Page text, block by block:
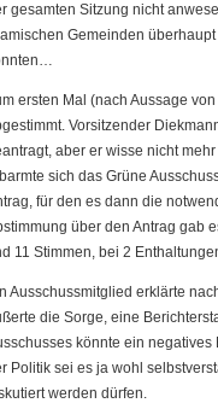
gesamten Sitzung nicht
Gemeinden
ersten Mal (nach Aussage
Vorsitzender
aber er wisse nicht
sich das Grüne
für den es dann die
über den Antrag gab
11 Stimmen, bei 2
Ausschussmitglied erklärte
die Sorge, eine
könnte ein
Politik sei es ja wohl
werden dürfen.